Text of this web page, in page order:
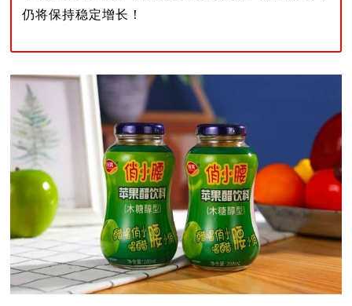
仍将保持稳定增长！